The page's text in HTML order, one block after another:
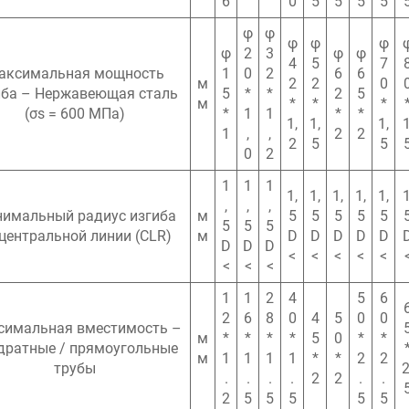
мощность
– Нержавеющая сталь
(σs = 600 МПа)
м
м
φ
1
5
*
1
φ
2
0
*
1
,
0
φ
3
2
*
1
,
2
φ
4
2
*
1,
2
φ
5
2
*
1,
5
φ
6
2
*
2
φ
6
5
*
2
φ
7
0
*
1,
5
радиус изгиба
линии (CLR)
м
м
1
,
5
D
<
1
,
5
D
<
1
,
5
D
<
1,
5
D
<
1,
5
D
<
1,
5
D
<
1,
5
D
<
1,
5
D
<
вместимость –
/ прямоугольные
трубы
м
м
1
2
*
1
.
2
1
6
*
1
.
5
2
8
*
1
.
5
4
0
*
1
.
5
4
5
*
2
5
0
*
2
5
0
*
2
.
5
6
0
*
2
.
5